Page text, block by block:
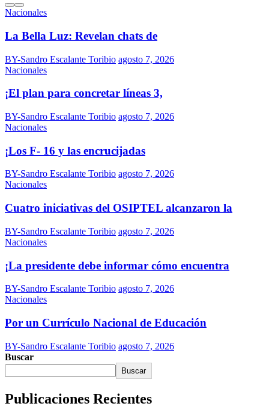
Nacionales
La Bella Luz: Revelan chats de
BY-Sandro Escalante Toribio agosto 7, 2026
Nacionales
¡El plan para concretar líneas 3,
BY-Sandro Escalante Toribio agosto 7, 2026
Nacionales
¡Los F- 16 y las encrucijadas
BY-Sandro Escalante Toribio agosto 7, 2026
Nacionales
Cuatro iniciativas del OSIPTEL alcanzaron la
BY-Sandro Escalante Toribio agosto 7, 2026
Nacionales
¡La presidente debe informar cómo encuentra
BY-Sandro Escalante Toribio agosto 7, 2026
Nacionales
Por un Currículo Nacional de Educación
BY-Sandro Escalante Toribio agosto 7, 2026
Buscar
Buscar
Publicaciones Recientes